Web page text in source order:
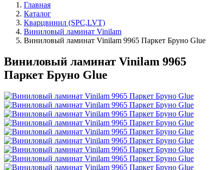
Главная
Каталог
Кварцвинил (SPC,LVT)
Виниловый ламинат Vinilam
Виниловый ламинат Vinilam 9965 Паркет Бруно Glue
Виниловый ламинат Vinilam 9965
Паркет Бруно Glue